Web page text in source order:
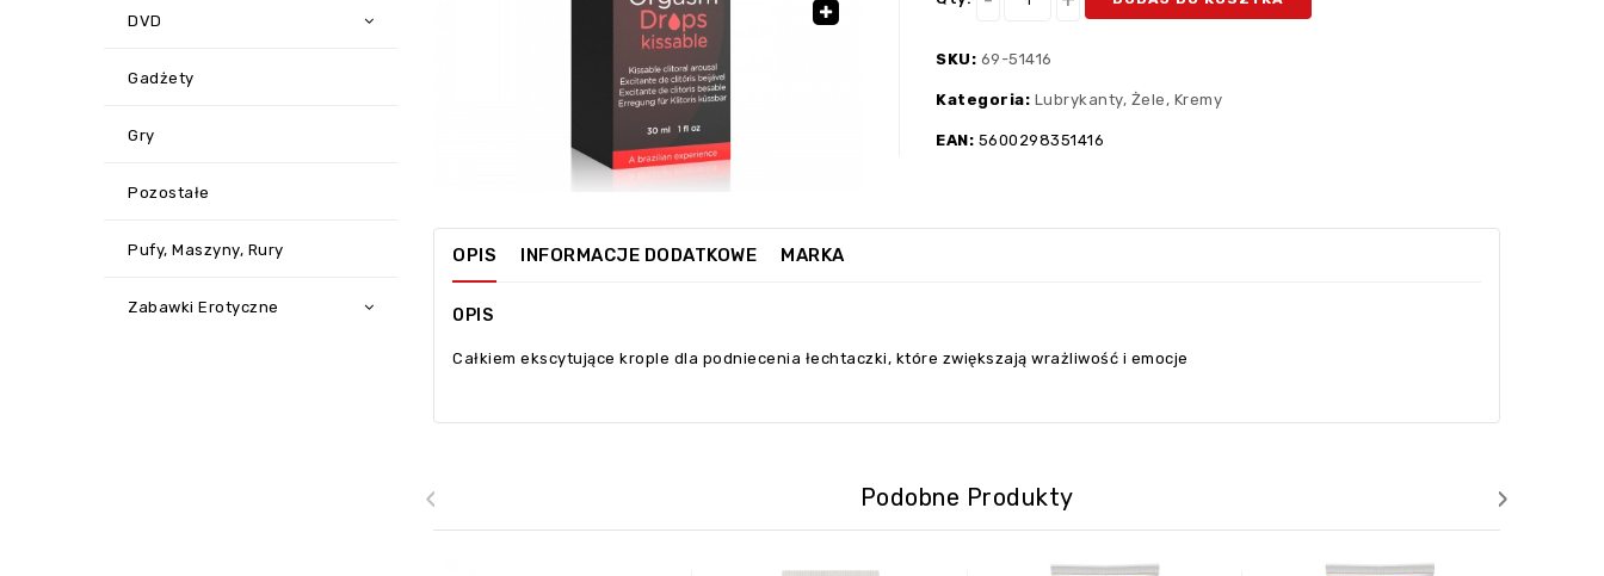
DVD
Gadżety
Gry
Pozostałe
Pufy, Maszyny, Rury
Zabawki Erotyczne
SKU: 69-51416
Kategoria: Lubrykanty, Żele, Kremy
EAN: 5600298351416
OPIS INFORMACJE DODATKOWE MARKA
OPIS
Całkiem ekscytujące krople dla podniecenia łechtaczki, które zwiększają wrażliwość i emocje
Podobne Produkty
‹ ›